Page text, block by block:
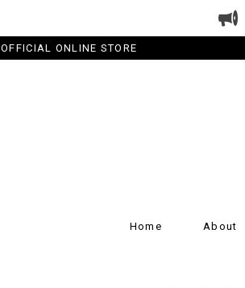
OFFICIAL ONLINE STORE
Home About